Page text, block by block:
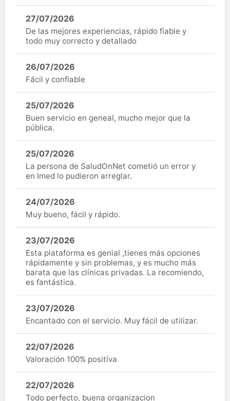
27/07/2026
De las mejores experiencias, rápido fiable y
todo muy correcto y detallado
26/07/2026
Fácil y confiable
25/07/2026
Buen servicio en geneal, mucho mejor que la
pública.
25/07/2026
La persona de SaludOnNet cometió un error y
en Imed lo pudieron arreglar.
24/07/2026
Muy bueno, fácil y rápido.
23/07/2026
Esta plataforma es genial ,tienes más opciones
rápidamente y sin problemas, y es mucho más
barata que las clínicas privadas. La recomiendo,
es fantástica.
23/07/2026
Encantado con el servicio. Muy fácil de utilizar.
22/07/2026
Valoración 100% positiva
22/07/2026
Todo perfecto, buena organizacion